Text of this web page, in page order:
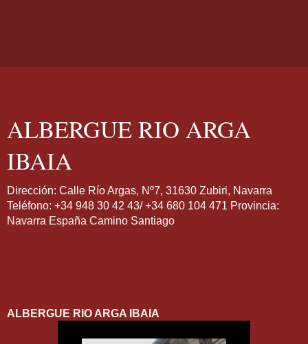
ALBERGUE RIO ARGA
IBAIA
Dirección: Calle Río Argas, Nº7, 31630 Zubiri, Navarra
Teléfono: +34 948 30 42 43/ +34 680 104 471 Provincia:
Navarra España Camino Santiago
ALBERGUE RIO ARGA IBAIA